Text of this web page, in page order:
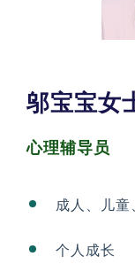
邬宝宝女
心理辅导员
成人、儿
个人成长